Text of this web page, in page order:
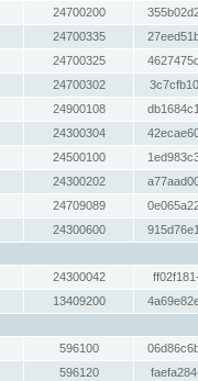
24700200
24700335
24700325
24700302
24900108
24300304
24500100
24300202
24709089
24300600
24300042
13409200
596100
596120